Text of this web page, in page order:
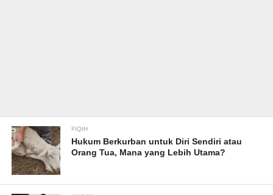
FIQIH
Hukum Berkurban untuk Diri Sendiri atau
Orang Tua, Mana yang Lebih Utama?